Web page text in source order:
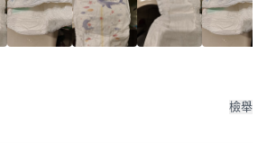
檢舉